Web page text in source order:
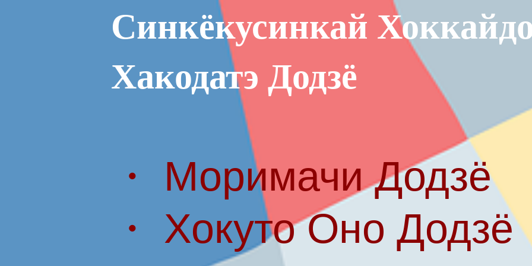
Синкёкусинкай
Хакодатэ Додзё
・ Моримачи Додзё
・ Хокуто Оно Додзё